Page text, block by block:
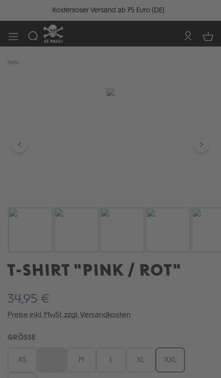
Kostenloser Versand ab 75 Euro (DE)
Neu
T-SHIRT "PINK / ROT"
34,95 €
Preise inkl. MwSt. zzgl. Versandkosten
GRÖSSE
XS M XL XXL